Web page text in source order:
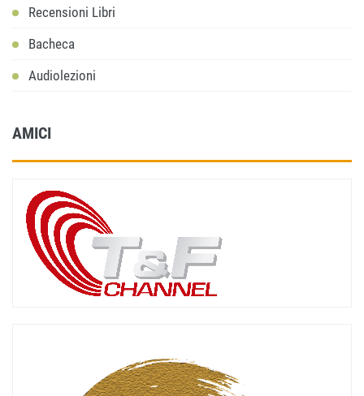
Recensioni Libri
Bacheca
Audiolezioni
AMICI